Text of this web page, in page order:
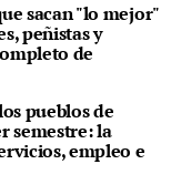
sacan "lo mejor"
peñistas y
de
pueblos de
semestre: la
empleo e